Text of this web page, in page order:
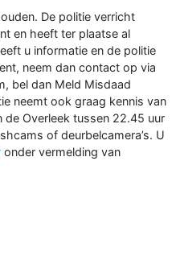
De politie verricht
en heeft ter plaatse al
u informatie en de politie
neem dan contact op via
bel dan Meld Misdaad
neemt ook graag kennis van
de Overleek tussen 22.45 uur
of deurbelcamera’s. U
onder vermelding van